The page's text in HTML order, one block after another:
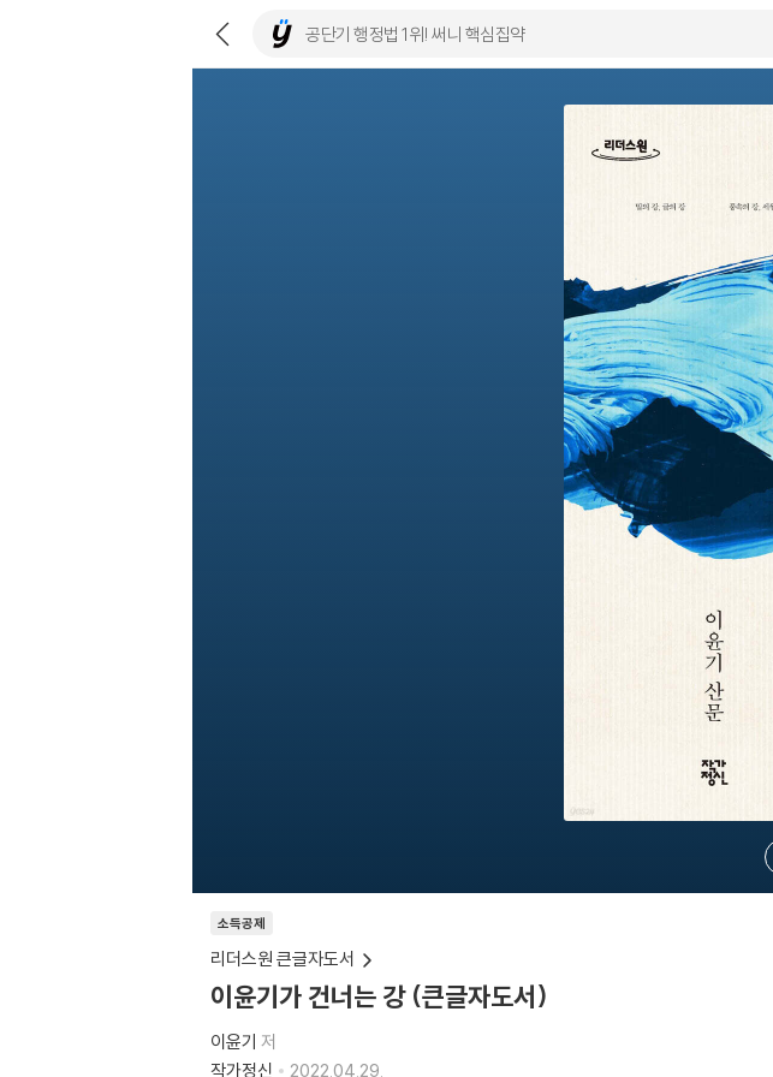
소득공제
리더스원 큰글자도서
이윤기가 건너는 강 (큰글자도서)
이윤기 저
작가정신
2022.04.29.